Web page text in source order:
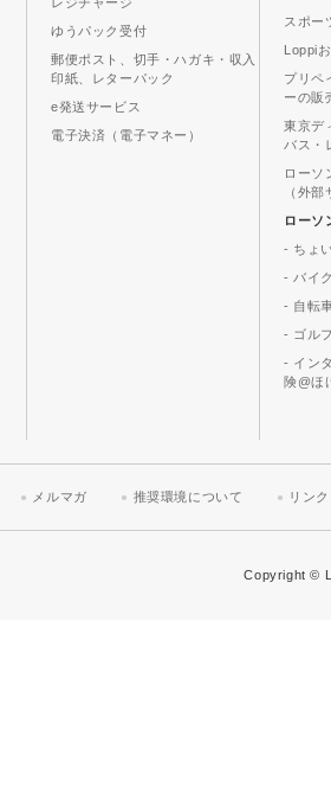
ゆうパック受付
郵便ポスト、切手・ハガキ・収入
印紙、レターパック
e発送サービス
電子決済（電子マネー）
スポー
Loppi
プリペ
ーの販
東京デ
バス・
ローソ
（外
ローソ
- ちょ
- バイ
- 自転
- ゴル
- イン
険@ほ
メルマガ 推奨環境について リン
Copyright ©